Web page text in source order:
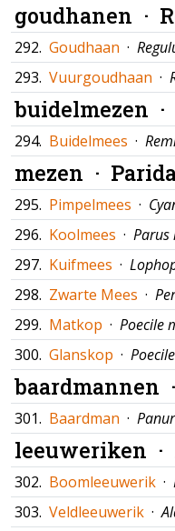
goudhanen ·
292. Goudhaan ·
293. Vuurgoudhaan ·
buidelmezen ·
294. Buidelmees ·
mezen ·
295. Pimpelmees ·
296. Koolmees ·
297. Kuifmees ·
298. Zwarte Mees ·
299. Matkop · Poecile
300. Glanskop ·
baardmannen ·
301. Baardman ·
leeuweriken ·
302. Boomleeuwerik ·
303. Veldleeuwerik ·